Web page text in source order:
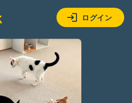
ログイン